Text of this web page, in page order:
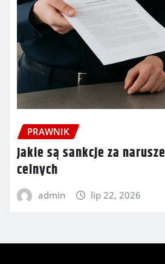
PRAWNIK
Jakie są sankcje za
celnych
admin lip 22, 2026